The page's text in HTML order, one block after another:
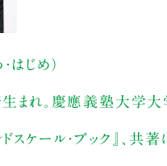
はじめ）
まれ。慶應義塾大学大
ドスケール・ブック』、